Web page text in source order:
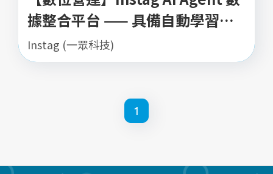
據整合平台 —— 具備自動學習能
力的「數位資深小編」
Instag (一眾科技)
1